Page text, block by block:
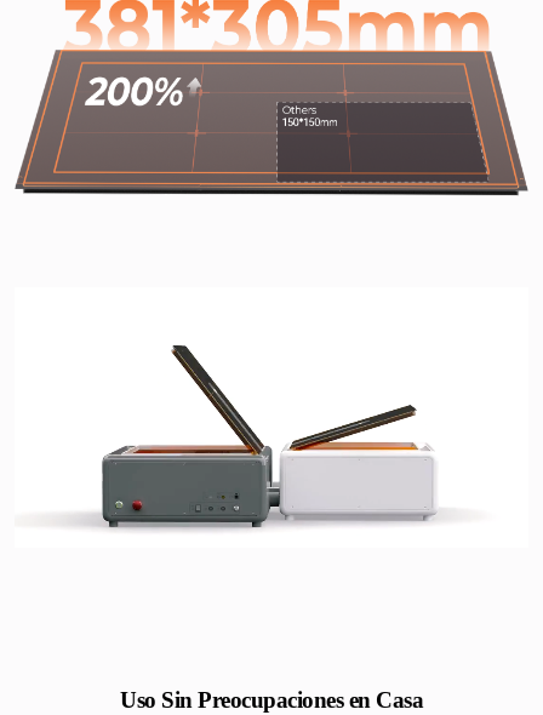
Uso Sin Preocupaciones en Casa